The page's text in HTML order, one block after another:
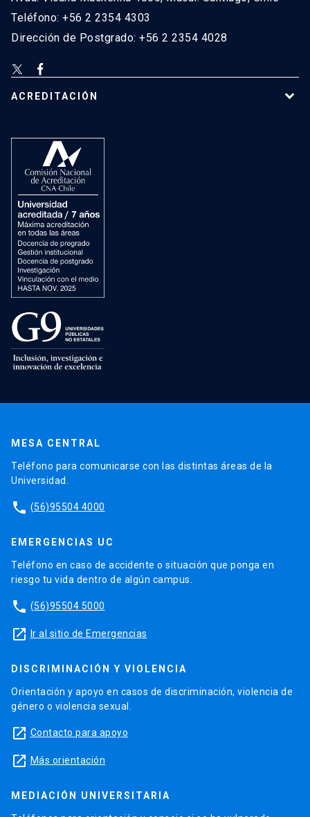
Teléfono: +56 2 2354 4303
Dirección de Postgrado: +56 2 2354 4028
ACREDITACIÓN
MESA CENTRAL
Teléfono para comunicarse con las distintas áreas de la
Universidad.
phone (56)95504 4000
EMERGENCIAS UC
Teléfono en caso de accidente o situación que ponga en
riesgo tu vida dentro de algún campus.
phone (56)95504 5000
launch Ir al sitio de Emergencias
DISCRIMINACIÓN Y VIOLENCIA
Orientación y apoyo en casos de discriminación, violencia de
género o violencia sexual.
launch Contacto para apoyo
launch Más orientación
MEDIACIÓN UNIVERSITARIA